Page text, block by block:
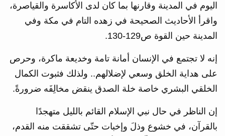
اليوم في المدينة وقارنها بما كان لدى الأكاسرة والقياصرة،
واقرأ الأحاديث الصحيحة في زهده التام في مكة وفي
المدينة حين القوة ص129-130.
إنه لا تجتمع في الإنسان أمانة تامة وخديعة ماكرة، وحرص
على هداية الخلق وسعي لإضلالهم.. ولذلك فثبوت الكمال
الخلقي البشري خاصة خلة الصدق ينقض مخالِفَه ضرورةً.
إن الناظر في حال نبي الإسلام القائم بالليل متهجدًا
بالقرآن، في خشوع وذلَ وإخبات حتّى تشققت منه القدم،